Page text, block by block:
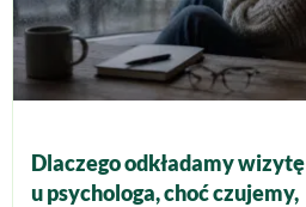
Dlaczego odkładamy wizytę
u psychologa, choć czujemy,